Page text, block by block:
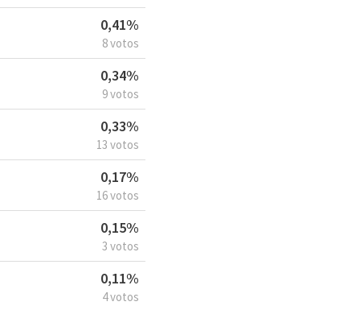
0,41%
8 votos
0,34%
9 votos
0,33%
13 votos
0,17%
16 votos
0,15%
3 votos
0,11%
4 votos